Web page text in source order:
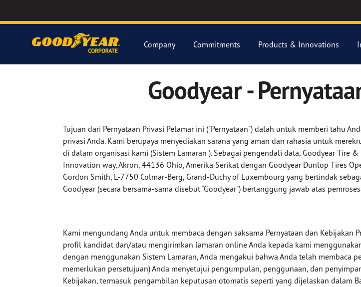
Company Commitments Products & Innovations
Goodyear -
Tujuan dari Pernyataan Privasi Pelamar ini ("Pernyataan") dalah untuk memberi tahu
privasi Anda. Kami berupaya menyediakan sarana yang aman dan rahasia untuk
di dalam organisasi kami (Sistem Lamaran ). Sebagai pengendali data, Goodyear Tire
Innovation way, Akron, 44136 Ohio, Amerika Serikat dengan Goodyear Dunlop Tires
Gordon Smith, L-7750 Colmar-Berg, Grand-Duchy of Luxembourg yang bertindak
Goodyear (secara bersama-sama disebut "Goodyear") bertanggung jawab atas
Kami mengundang Anda untuk membaca dengan saksama Pernyataan dan Kebijakan
profil kandidat dan/atau mengirimkan lamaran online Anda kepada kami
dengan menggunakan Sistem Lamaran, Anda mengakui bahwa Anda telah membaca
memerlukan persetujuan) Anda menyetujui pengumpulan, penggunaan, dan
Kebijakan, termasuk pengambilan keputusan otomatis seperti yang dijelaskan dalam